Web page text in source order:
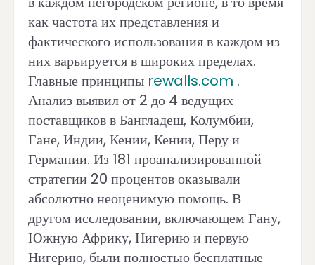
как частота их представления и
фактического использования в каждом из
них варьируется в широких пределах.
Главные принципы rewalls.com .
Анализ выявил от 2 до 4 ведущих
поставщиков в Бангладеш, Колумбии,
Гане, Индии, Кении, Кении, Перу и
Германии. Из 181 проанализированной
стратегии 20 процентов оказывали
абсолютно неоценимую помощь. В
другом исследовании, включающем Гану,
Южную Африку, Нигерию и первую
Нигерию, были полностью бесплатные